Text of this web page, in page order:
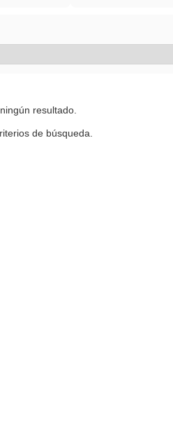
resultado.
de búsqueda.